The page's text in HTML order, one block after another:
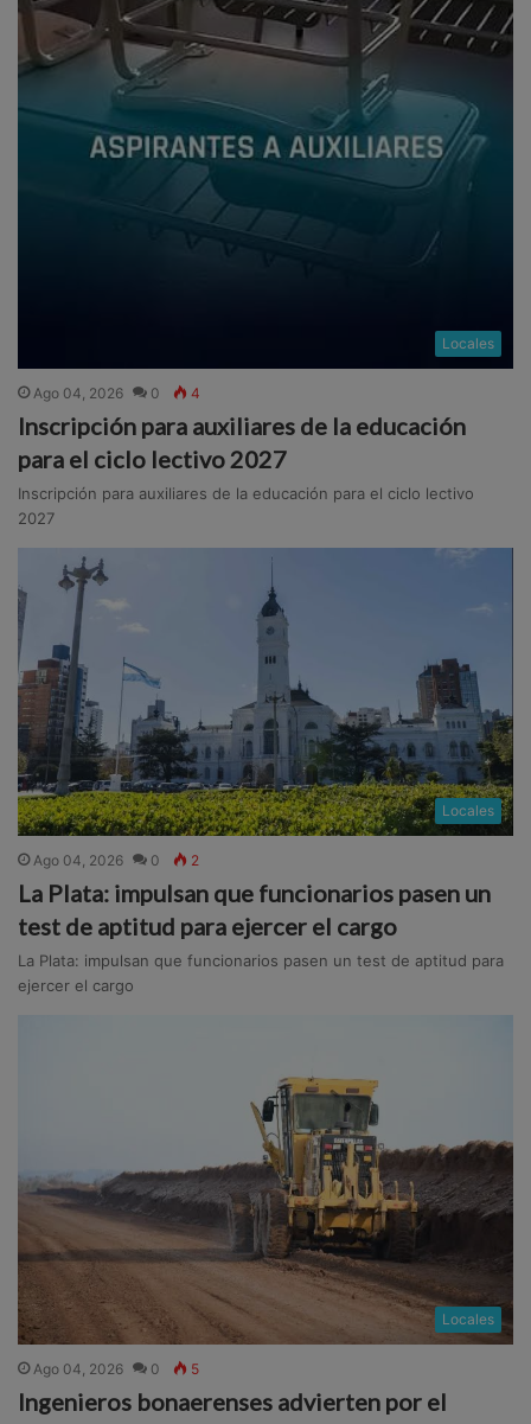
Locales
Ago 04, 2026 0 4
Inscripción para auxiliares de la educación
para el ciclo lectivo 2027
Inscripción para auxiliares de la educación para el ciclo lectivo
2027
Locales
Ago 04, 2026 0 2
La Plata: impulsan que funcionarios pasen un
test de aptitud para ejercer el cargo
La Plata: impulsan que funcionarios pasen un test de aptitud para
ejercer el cargo
Locales
Ago 04, 2026 0 5
Ingenieros bonaerenses advierten por el